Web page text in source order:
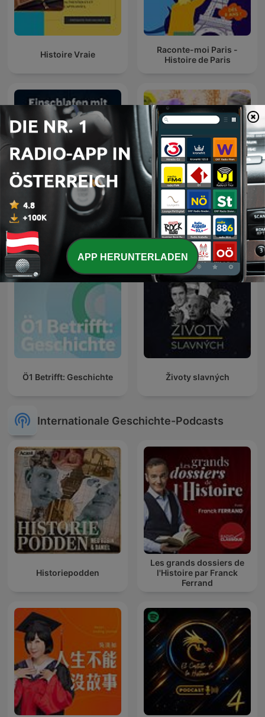
Histoire Vraie
Raconte-moi Paris -
Histoire de Paris
Einschlafen mit
Geschichte
Příběhy 20. století
Ö1 Betrifft: Geschichte Životy slavných
Internationale Geschichte-Podcasts
Historiepodden
Les grands dossiers de
l'Histoire par Franck
Ferrand
APP HERUNTERLADEN